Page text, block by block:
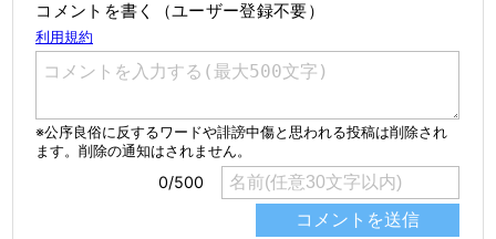
コメントを書く（ユーザー登録不要）